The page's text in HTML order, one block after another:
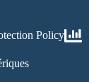
Policy